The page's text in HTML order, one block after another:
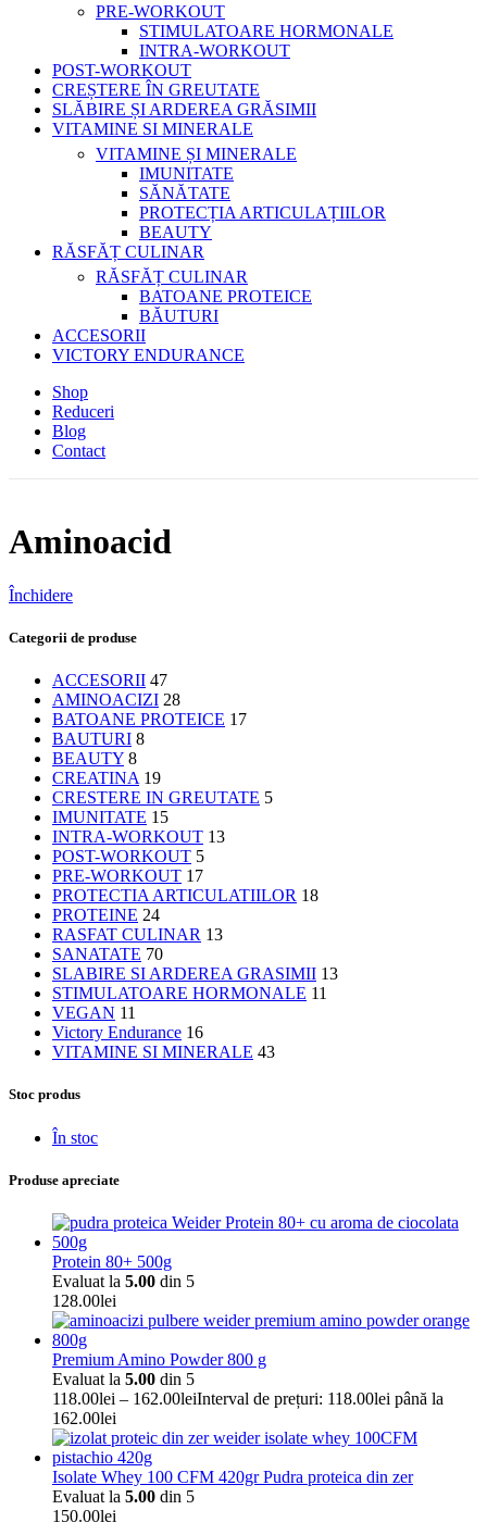
PRE-WORKOUT
STIMULATOARE HORMONALE
INTRA-WORKOUT
POST-WORKOUT
CREȘTERE ÎN GREUTATE
SLĂBIRE ȘI ARDEREA GRĂSIMII
VITAMINE SI MINERALE
VITAMINE ȘI MINERALE
IMUNITATE
SĂNĂTATE
PROTECȚIA ARTICULAȚIILOR
BEAUTY
RĂSFĂȚ CULINAR
RĂSFĂȚ CULINAR
BATOANE PROTEICE
BĂUTURI
ACCESORII
VICTORY ENDURANCE
Shop
Reduceri
Blog
Contact
Aminoacid
Închidere
Categorii de produse
ACCESORII 47
AMINOACIZI 28
BATOANE PROTEICE 17
BAUTURI 8
BEAUTY 8
CREATINA 19
CRESTERE IN GREUTATE 5
IMUNITATE 15
INTRA-WORKOUT 13
POST-WORKOUT 5
PRE-WORKOUT 17
PROTECTIA ARTICULATIILOR 18
PROTEINE 24
RASFAT CULINAR 13
SANATATE 70
SLABIRE SI ARDEREA GRASIMII 13
STIMULATOARE HORMONALE 11
VEGAN 11
Victory Endurance 16
VITAMINE SI MINERALE 43
Stoc produs
În stoc
Produse apreciate
Protein 80+ 500g
Evaluat la 5.00 din 5
128.00lei
Premium Amino Powder 800 g
Evaluat la 5.00 din 5
118.00lei – 162.00leiInterval de prețuri: 118.00lei până la
162.00lei
Isolate Whey 100 CFM 420gr Pudra proteica din zer
Evaluat la 5.00 din 5
150.00lei